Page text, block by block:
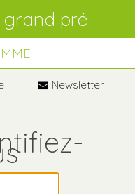
Newsletter